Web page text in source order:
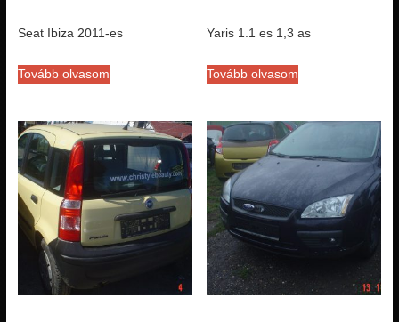
Seat Ibiza 2011-es
Tovább olvasom
Yaris 1.1 es 1,3 as
Tovább olvasom